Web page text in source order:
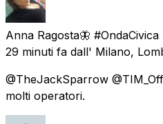
Anna Ragosta🦋 #OndaCivica
29 minuti fa dall' Milano,
@TheJackSparrow
molti operatori.